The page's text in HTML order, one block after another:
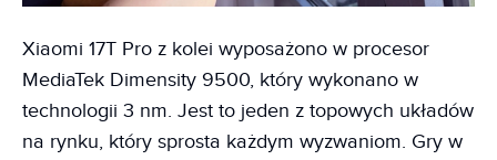
Xiaomi 17T Pro z kolei wyposażono w procesor
MediaTek Dimensity 9500, który wykonano w
technologii 3 nm. Jest to jeden z topowych układów
na rynku, który sprosta każdym wyzwaniom. Gry w